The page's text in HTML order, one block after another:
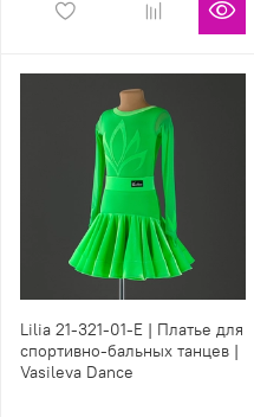
Lilia 21-321-01-E | Платье для
спортивно-бальных танцев |
Vasileva Dance